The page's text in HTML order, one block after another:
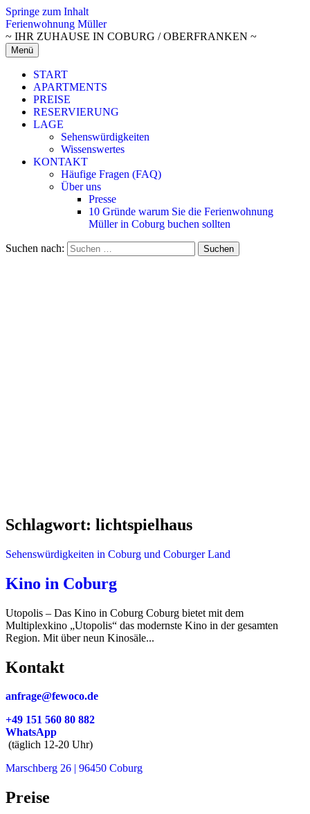
Springe zum Inhalt
Ferienwohnung Müller
~ IHR ZUHAUSE IN COBURG / OBERFRANKEN ~
Menü
START
APARTMENTS
PREISE
RESERVIERUNG
LAGE
Sehenswürdigkeiten
Wissenswertes
KONTAKT
Häufige Fragen (FAQ)
Über uns
Presse
10 Gründe warum Sie die Ferienwohnung
Müller in Coburg buchen sollten
Suchen nach:
Schlagwort: lichtspielhaus
Sehenswürdigkeiten in Coburg und Coburger Land
Kino in Coburg
Utopolis – Das Kino in Coburg Coburg bietet mit dem
Multiplexkino „Utopolis“ das modernste Kino in der gesamten
Region. Mit über neun Kinosäle...
Kontakt
anfrage@fewoco.de
+49 151 560 80 882
WhatsApp
(täglich 12-20 Uhr)
Marschberg 26 | 96450 Coburg
Preise